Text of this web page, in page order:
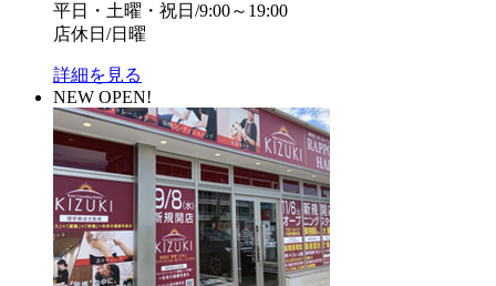
平日・土曜・祝日/9:00～19:00
店休日/日曜
詳細を見る
NEW OPEN!